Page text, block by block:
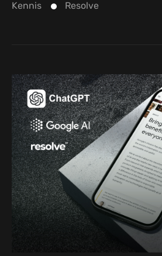
Kennis Resolve